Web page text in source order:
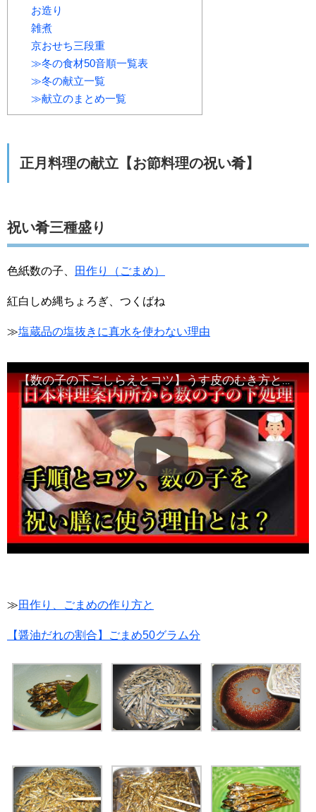
お造り
雑煮
京おせち三段重
≫冬の食材50音順一覧表
≫冬の献立一覧
≫献立のまとめ一覧
正月料理の献立【お節料理の祝い肴】
祝い肴三種盛り
色紙数の子、 田作り（ごまめ）
紅白しめ縄ちょろぎ、つくばね
≫塩蔵品の塩抜きに真水を使わない理由
【数の子の下ごしらえとコツ】うす皮のむき方と塩抜き・初心者向け味付け方法・Japanese food
≫田作り、ごまめの作り方と
【醤油だれの割合】ごまめ50グラム分